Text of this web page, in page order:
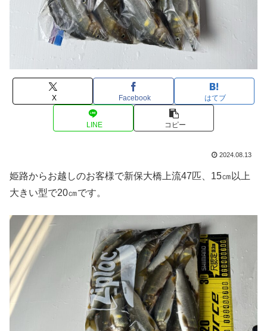
X Facebook はてブ
LINE コピー
2024.08.13
姫路からお越しのお客様で新保大橋上流47匹、15㎝以上
大きい型で20㎝です。